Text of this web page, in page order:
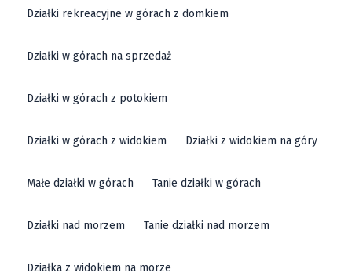
Działki rekreacyjne w górach z domkiem
Działki w górach na sprzedaż
Działki w górach z potokiem
Działki w górach z widokiem Działki z widokiem na góry
Małe działki w górach Tanie działki w górach
Działki nad morzem Tanie działki nad morzem
Działka z widokiem na morze